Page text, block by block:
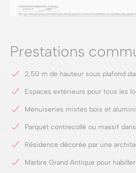
Prestations
2,50 m de hauteur sous plafond
Espaces extérieurs pour tous les
Menuiseries mixtes bois et
Parquet contrecollé ou massif
Résidence décorée par une
Marbre Grand Antique pour